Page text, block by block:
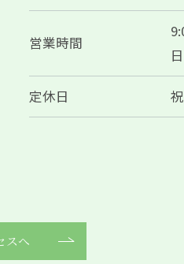
営業時間
定休日
スへ